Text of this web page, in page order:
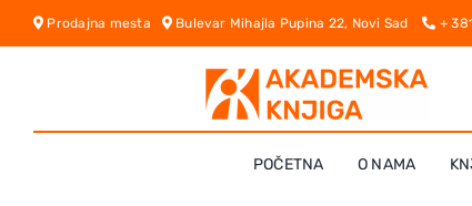
Skip
Prodajna mesta Bulevar Mihajla Pupina 22, Novi Sad +
POČETNA O NAMA